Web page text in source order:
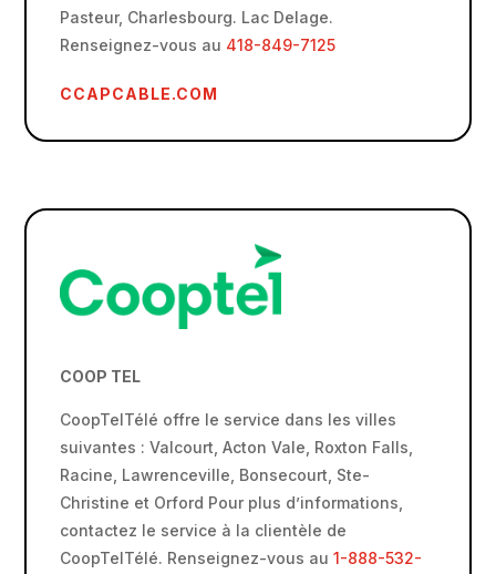
Pasteur, Charlesbourg. Lac Delage.
Renseignez-vous au 418-849-7125
CCAPCABLE.COM
COOP TEL
CoopTelTélé offre le service dans les villes
suivantes : Valcourt, Acton Vale, Roxton Falls,
Racine, Lawrenceville, Bonsecourt, Ste-
Christine et Orford Pour plus d’informations,
contactez le service à la clientèle de
CoopTelTélé. Renseignez-vous au 1-888-532-